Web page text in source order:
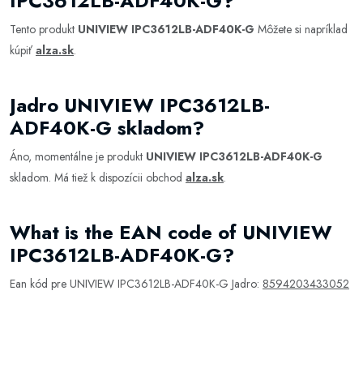
Tento produkt UNIVIEW IPC3612LB-ADF40K-G Môžete si napríklad
kúpiť alza.sk.
Jadro UNIVIEW IPC3612LB-
ADF40K-G skladom?
Áno, momentálne je produkt UNIVIEW IPC3612LB-ADF40K-G
skladom. Má tiež k dispozícii obchod alza.sk.
What is the EAN code of UNIVIEW
IPC3612LB-ADF40K-G?
Ean kód pre UNIVIEW IPC3612LB-ADF40K-G Jadro: 8594203433052